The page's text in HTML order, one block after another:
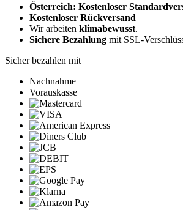
Österreich: Kostenloser
Kostenloser Rückversand
Wir arbeiten klimabewusst.
Sichere Bezahlung mit SSL-
Sicher bezahlen mit
Nachnahme
Vorauskasse